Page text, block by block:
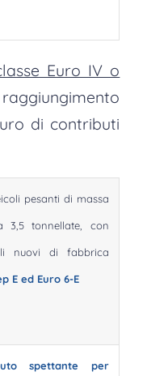
Euro IV o
di contributi
pesanti di massa
3,5 tonnellate, con
nuovi di fabbrica
E ed Euro 6-E
spettante per